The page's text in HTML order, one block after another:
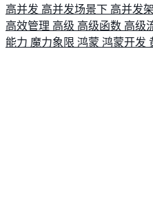
高并发 高并发场景下 高并发
高效管理 高级 高级函数 高级
能力 魔力象限 鸿蒙 鸿蒙开发